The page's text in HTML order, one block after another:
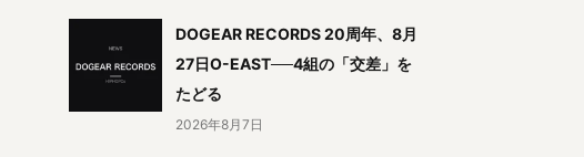
DOGEAR RECORDS 20周年、8月
27日O-EAST──4組の「交差」を
たどる
2026年8月7日